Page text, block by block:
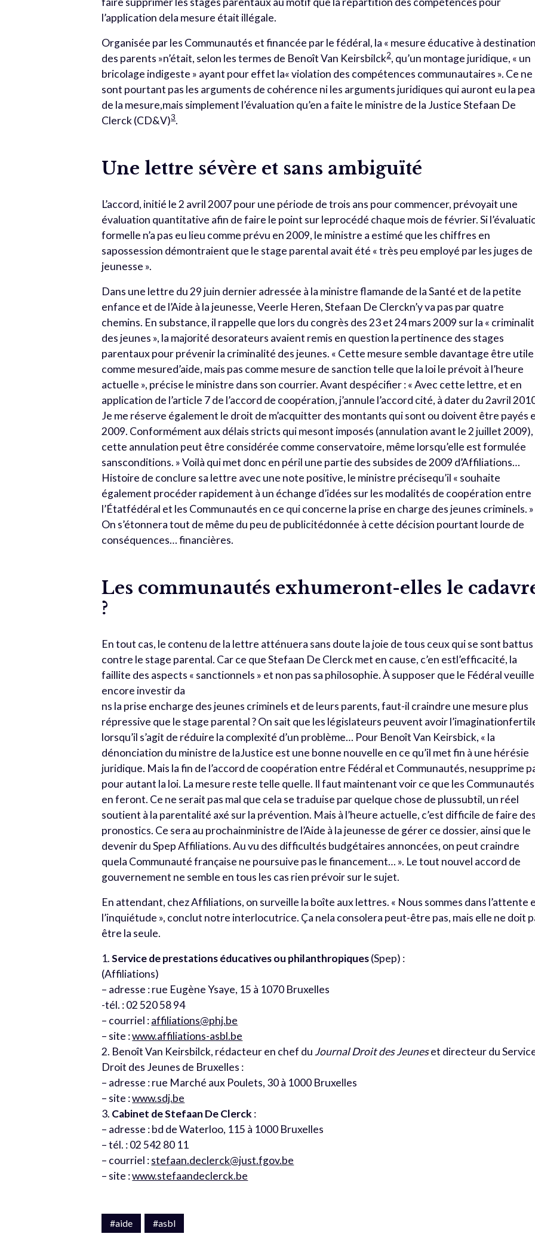
l’application dela mesure était illégale.
Organisée par les Communautés et financée par le fédéral, la « mesure éducative à
des parents »n’était, selon les termes de Benoît Van Keirsbilck2, qu’un montage juridique, « un
bricolage indigeste » ayant pour effet la« violation des compétences communautaires ». Ce ne
sont pourtant pas les arguments de cohérence ni les arguments juridiques qui auront eu la
de la mesure,mais simplement l’évaluation qu’en a faite le ministre de la Justice Stefaan De
Clerck (CD&V)3.
Une lettre sévère et sans ambiguïté
L’accord, initié le 2 avril 2007 pour une période de trois ans pour commencer, prévoyait une
évaluation quantitative afin de faire le point sur leprocédé chaque mois de février. Si
formelle n’a pas eu lieu comme prévu en 2009, le ministre a estimé que les chiffres en
sapossession démontraient que le stage parental avait été « très peu employé par les juges de
jeunesse ».
Dans une lettre du 29 juin dernier adressée à la ministre flamande de la Santé et de la petite
enfance et de l’Aide à la jeunesse, Veerle Heren, Stefaan De Clerckn’y va pas par quatre
chemins. En substance, il rappelle que lors du congrès des 23 et 24 mars 2009 sur la «
des jeunes », la majorité desorateurs avaient remis en question la pertinence des stages
parentaux pour prévenir la criminalité des jeunes. « Cette mesure semble davantage être utile
comme mesured’aide, mais pas comme mesure de sanction telle que la loi le prévoit à l’heure
actuelle », précise le ministre dans son courrier. Avant despécifier : « Avec cette lettre, et en
application de l’article 7 de l’accord de coopération, j’annule l’accord cité, à dater du 2avril
Je me réserve également le droit de m’acquitter des montants qui sont ou doivent être payés
2009. Conformément aux délais stricts qui mesont imposés (annulation avant le 2 juillet 2009),
cette annulation peut être considérée comme conservatoire, même lorsqu’elle est formulée
sansconditions. » Voilà qui met donc en péril une partie des subsides de 2009 d’Affiliations…
Histoire de conclure sa lettre avec une note positive, le ministre précisequ’il « souhaite
également procéder rapidement à un échange d’idées sur les modalités de coopération entre
l’Étatfédéral et les Communautés en ce qui concerne la prise en charge des jeunes criminels. »
On s’étonnera tout de même du peu de publicitédonnée à cette décision pourtant lourde de
conséquences… financières.
Les communautés exhumeront-elles le
?
En tout cas, le contenu de la lettre atténuera sans doute la joie de tous ceux qui se sont battus
contre le stage parental. Car ce que Stefaan De Clerck met en cause, c’en estl’efficacité, la
faillite des aspects « sanctionnels » et non pas sa philosophie. À supposer que le Fédéral veuille
encore investir da
ns la prise encharge des jeunes criminels et de leurs parents, faut-il craindre une mesure plus
répressive que le stage parental ? On sait que les législateurs peuvent avoir
lorsqu’il s’agit de réduire la complexité d’un problème… Pour Benoît Van Keirsbick, « la
dénonciation du ministre de laJustice est une bonne nouvelle en ce qu’il met fin à une hérésie
juridique. Mais la fin de l’accord de coopération entre Fédéral et Communautés, nesupprime
pour autant la loi. La mesure reste telle quelle. Il faut maintenant voir ce que les Communautés
en feront. Ce ne serait pas mal que cela se traduise par quelque chose de plussubtil, un réel
soutient à la parentalité axé sur la prévention. Mais à l’heure actuelle, c’est difficile de faire
pronostics. Ce sera au prochainministre de l’Aide à la jeunesse de gérer ce dossier, ainsi que le
devenir du Spep Affiliations. Au vu des difficultés budgétaires annoncées, on peut craindre
quela Communauté française ne poursuive pas le financement… ». Le tout nouvel accord de
gouvernement ne semble en tous les cas rien prévoir sur le sujet.
En attendant, chez Affiliations, on surveille la boîte aux lettres. « Nous sommes dans l’attente
l’inquiétude », conclut notre interlocutrice. Ça nela consolera peut-être pas, mais elle ne doit
être la seule.
1.Service de prestations éducatives ou philanthropiques(Spep) :
(Affiliations)
– adresse : rue Eugène Ysaye, 15 à 1070 Bruxelles
-tél. : 02 520 58 94
– courriel :affiliations@phj.be
– site :www.affiliations-asbl.be
2. Benoît Van Keirsbilck, rédacteur en chef du Journal Droit des Jeuneset directeur du
Droit des Jeunes de Bruxelles :
– adresse : rue Marché aux Poulets, 30 à 1000 Bruxelles
– site :www.sdj.be
3. Cabinet de Stefaan De Clerck :
– adresse : bd de Waterloo, 115 à 1000 Bruxelles
– tél. : 02 542 80 11
– courriel :stefaan.declerck@just.fgov.be
– site :www.stefaandeclerck.be
#aide #asbl